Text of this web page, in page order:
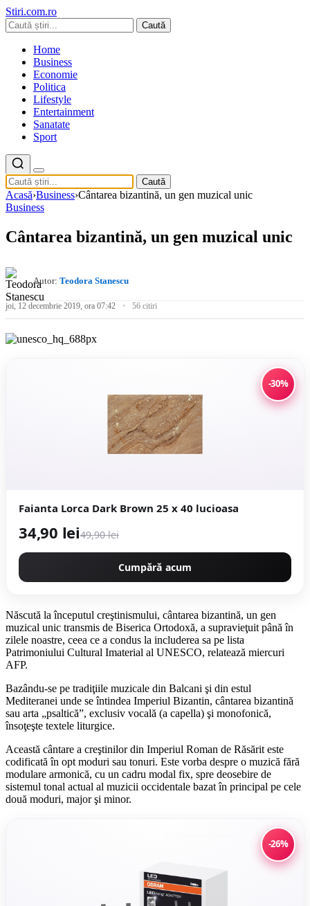
Stiri.com.ro
Caută
Home
Business
Economie
Politica
Lifestyle
Entertainment
Sanatate
Sport
Caută
Acasă›Business›Cântarea bizantină, un gen muzical unic
Business
Cântarea bizantină, un gen muzical unic
Autor: Teodora Stanescu
joi, 12 decembrie 2019, ora 07:42 56 citiri
-30%
Faianta Lorca Dark Brown 25 x 40 lucioasa
34,90 lei49,90 lei
Cumpără acum
Născută la începutul creştinismului, cântarea bizantină, un gen
muzical unic transmis de Biserica Ortodoxă, a supravieţuit până în
zilele noastre, ceea ce a condus la includerea sa pe lista
Patrimoniului Cultural Imaterial al UNESCO, relatează miercuri
AFP.
Bazându-se pe tradiţiile muzicale din Balcani şi din estul
Mediteranei unde se întindea Imperiul Bizantin, cântarea bizantină
sau arta „psaltică”, exclusiv vocală (a capella) şi monofonică,
însoţeşte textele liturgice.
Această cântare a creştinilor din Imperiul Roman de Răsărit este
codificată în opt moduri sau tonuri. Este vorba despre o muzică fără
modulare armonică, cu un cadru modal fix, spre deosebire de
sistemul tonal actual al muzicii occidentale bazat în principal pe cele
două moduri, major şi minor.
-26%